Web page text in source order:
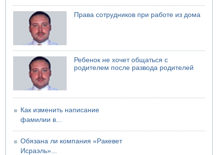
Права сотрудников при работе из дома
Ребенок не хочет общаться с
родителем после развода родителей
Как изменить написание
фамилии в...
Обязана ли компания «Ракевет
Исраэль»...